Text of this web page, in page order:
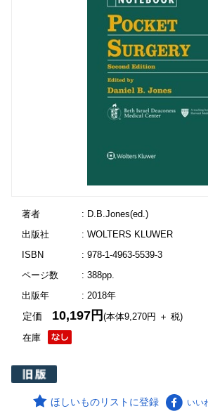
著者
: D.B.Jones(ed.)
出版社
: WOLTERS KLUWER
ISBN
: 978-1-4963-5539-3
ページ数
: 388pp.
出版年
: 2018年
在庫
定価 10,197円(本体9,270円 ＋ 税)
ほしいものリストに登録 いい